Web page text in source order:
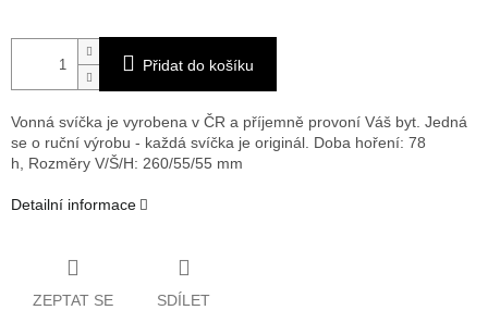
Přidat do košíku
Vonná svíčka je vyrobena v ČR a příjemně provoní Váš byt. Jedná
se o ruční výrobu - každá svíčka je originál. Doba hoření: 78
h, Rozměry V/Š/H: 260/55/55 mm
Detailní informace
ZEPTAT SE SDÍLET